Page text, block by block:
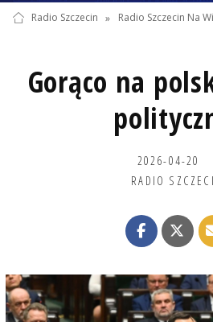
Radio Szczecin » Radio Szczecin Na
Gorąco na
2026-04-20
RADIO